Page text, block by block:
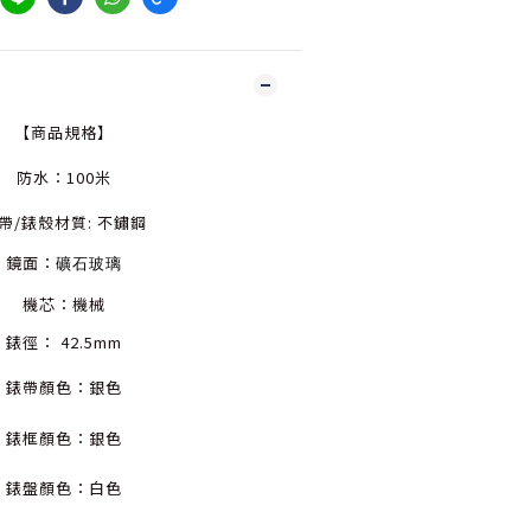
【商品規格】
防水：100米
/錶殼材質: 不鏽鋼
鏡面： 礦石玻璃
機芯：機械
錶徑： 42.5mm
錶帶顏色：銀色
錶框顏色：銀色
錶盤顏色：白色